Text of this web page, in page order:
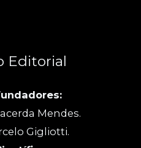
Editorial
Mendes.
Gigliotti.